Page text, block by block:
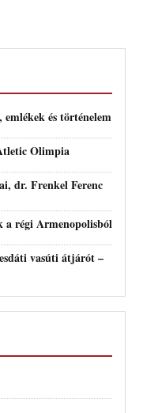
és történelem
Olimpia
dr. Frenkel Ferenc
a régi Armenopolisból
vasúti átjárót –